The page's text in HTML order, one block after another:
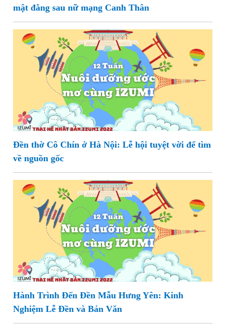
mật đằng sau nữ mạng Canh Thân
Đền thờ Cô Chín ở Hà Nội: Lễ hội tuyệt vời để tìm
về nguồn gốc
Hành Trình Đến Đền Mẫu Hưng Yên: Kinh
Nghiệm Lễ Đền và Bản Văn